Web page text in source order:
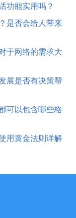
功能实用吗？
是否会给人带来
于网络的需求大
展是否有决策帮
可以包含哪些格
用黄金法则详解